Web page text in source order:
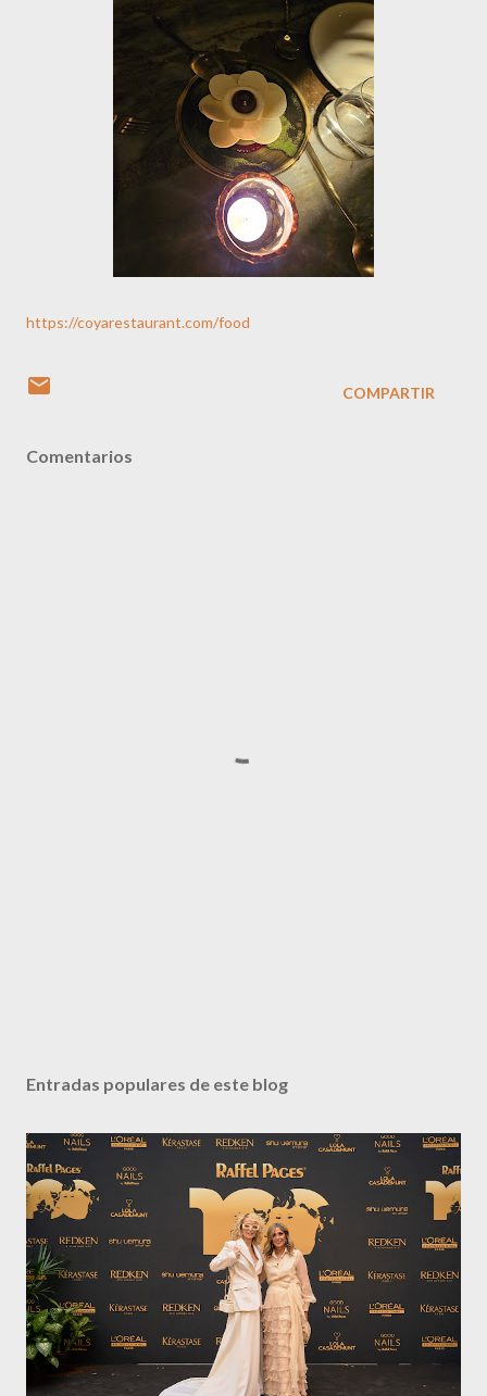
https://coyarestaurant.com/food
COMPARTIR
Comentarios
Entradas populares de este blog